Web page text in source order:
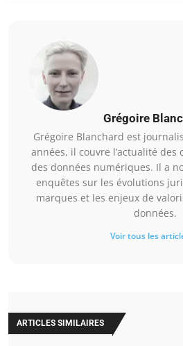
Grégoire
Grégoire Blanchard est
années, il couvre l’actualité
des données numériques. Il a
enquêtes sur les évolutions
marques et les enjeux de
données.
Voir tous les
ARTICLES SIMILAIRES